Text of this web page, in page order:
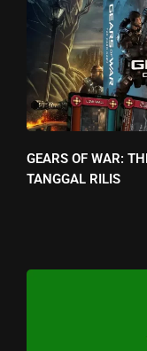
GEARS OF WAR:
TANGGAL RILIS